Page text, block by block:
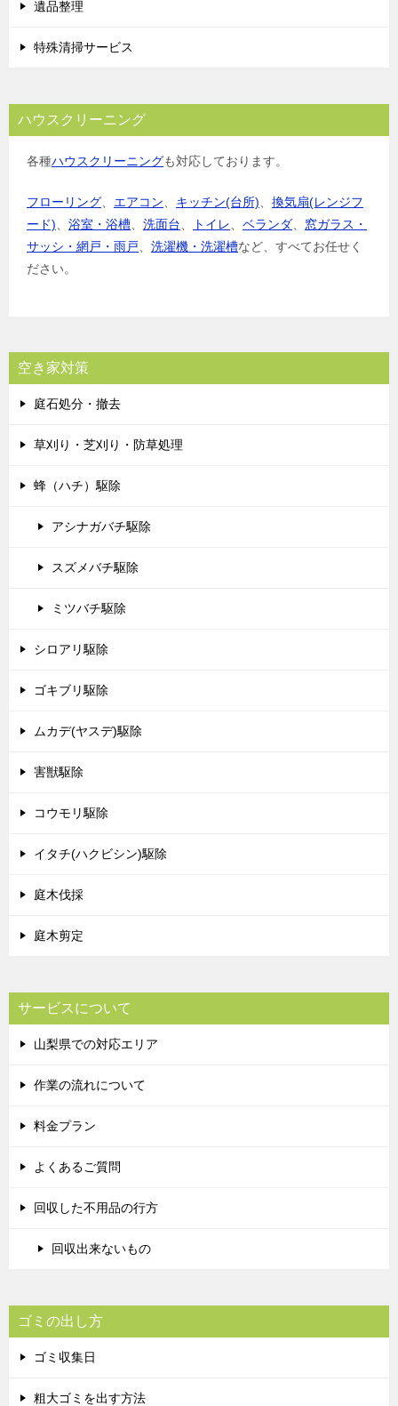
遺品整理
特殊清掃サービス
ハウスクリーニング
各種ハウスクリーニングも対応しております。
フローリング エアコン キッチン(台所)
換気扇(レンジフ
ード)
浴室・浴槽 洗面台 トイレ ベランダ
窓ガラス・
サッシ・網戸・雨戸
洗濯機・洗濯槽など、すべてお任せく
ださい。
空き家対策
庭石処分・撤去
草刈り・芝刈り・防草処理
蜂（ハチ）駆除
アシナガバチ駆除
スズメバチ駆除
ミツバチ駆除
シロアリ駆除
ゴキブリ駆除
ムカデ(ヤスデ)駆除
害獣駆除
コウモリ駆除
イタチ(ハクビシン)駆除
庭木伐採
庭木剪定
サービスについて
山梨県での対応エリア
作業の流れについて
料金プラン
よくあるご質問
回収した不用品の行方
回収出来ないもの
ゴミの出し方
ゴミ収集日
粗大ゴミを出す方法